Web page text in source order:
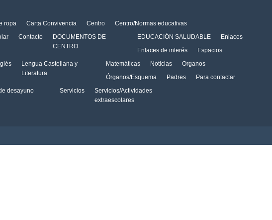
ropa Carta Convivencia Centro
Centro/Normas educativas
Contacto
DOCUMENTOS DE
CENTRO
EDUCACIÓN SALUDABLE
Enlaces
Enlaces de interés
Espacios
Lengua Castellana y
Literatura
Matemáticas Noticias
Organos
Órganos/Esquema
Padres
Para contactar
desayuno
Servicios
Servicios/Actividades
extraescolares